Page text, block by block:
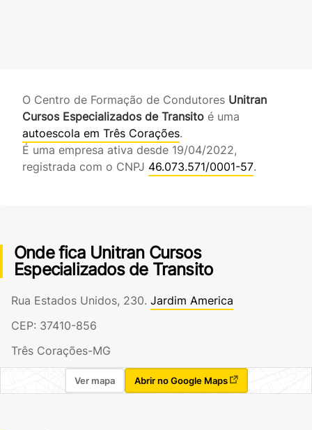
O Centro de Formação de Condutores Unitran
Cursos Especializados de Transito é uma
autoescola em Três Corações.
É uma empresa ativa desde 19/04/2022,
registrada com o CNPJ 46.073.571/0001-57.
Onde fica Unitran Cursos
Especializados de Transito
Rua Estados Unidos, 230. Jardim America
CEP: 37410-856
Três Corações-MG
Ver mapa Abrir no Google Maps